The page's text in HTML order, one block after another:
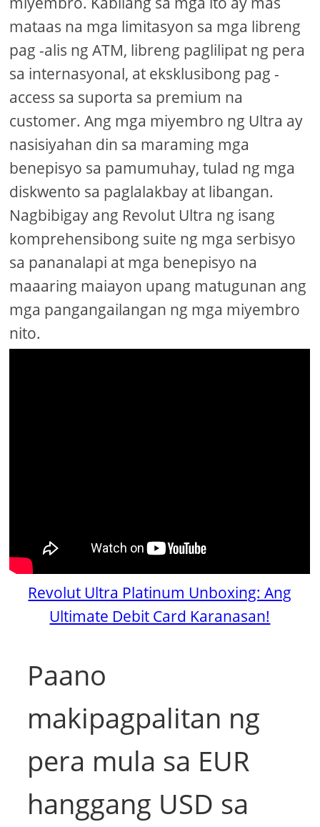
mataas na mga limitasyon sa mga libreng
pag -alis ng ATM, libreng paglilipat ng pera
sa internasyonal, at eksklusibong pag -
access sa suporta sa premium na
customer. Ang mga miyembro ng Ultra ay
nasisiyahan din sa maraming mga
benepisyo sa pamumuhay, tulad ng mga
diskwento sa paglalakbay at libangan.
Nagbibigay ang Revolut Ultra ng isang
komprehensibong suite ng mga serbisyo
sa pananalapi at mga benepisyo na
maaaring maiayon upang matugunan ang
mga pangangailangan ng mga miyembro
nito.
Revolut Ultra Platinum Unboxing: Ang
Ultimate Debit Card Karanasan!
Paano
makipagpalitan ng
pera mula sa EUR
hanggang USD sa